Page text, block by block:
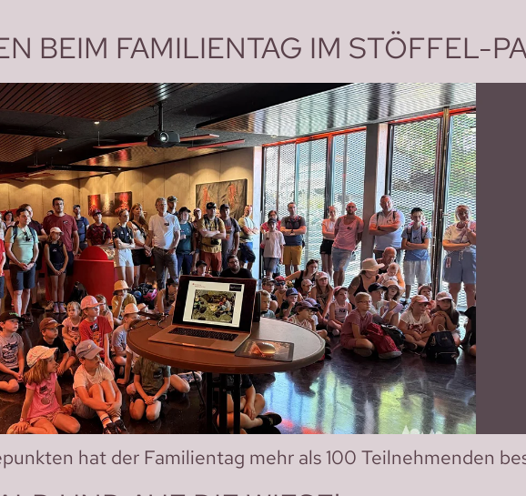
BEIM FAMILIENTAG IM STÖFFEL-
hat der Familientag mehr als 100 Teilnehmenden